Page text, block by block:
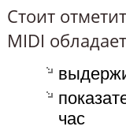
Стоит
MIDI
час